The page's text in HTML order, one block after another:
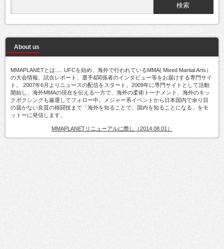
About us
MMAPLANETとは..... UFCを始め、海外で行われているMMA( Mixed Martial Arts）
の大会情報、試合レポート、選手&関係者のインタビュー等をお届けする専門サイ
ト。 2007年6月よりニュースの配信をスタート。2009年に専門サイトとして活動
開始し、海外MMAの現在を伝える一方で、海外の柔術トーナメント、海外のキッ
クボクシングも厳選してフォロー中。メジャー系イベントから日本国内で余り目
の届かない良質の格闘技まで「海外を知ることで、国内を知ることになる」をモ
ットーに発信します。
MMAPLANETリニューアルに際し（2014.08.01）